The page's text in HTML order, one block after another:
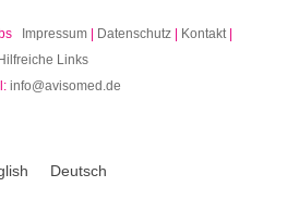
Impressum | Datenschutz | Kontakt |
Links
info@avisomed.de
Deutsch